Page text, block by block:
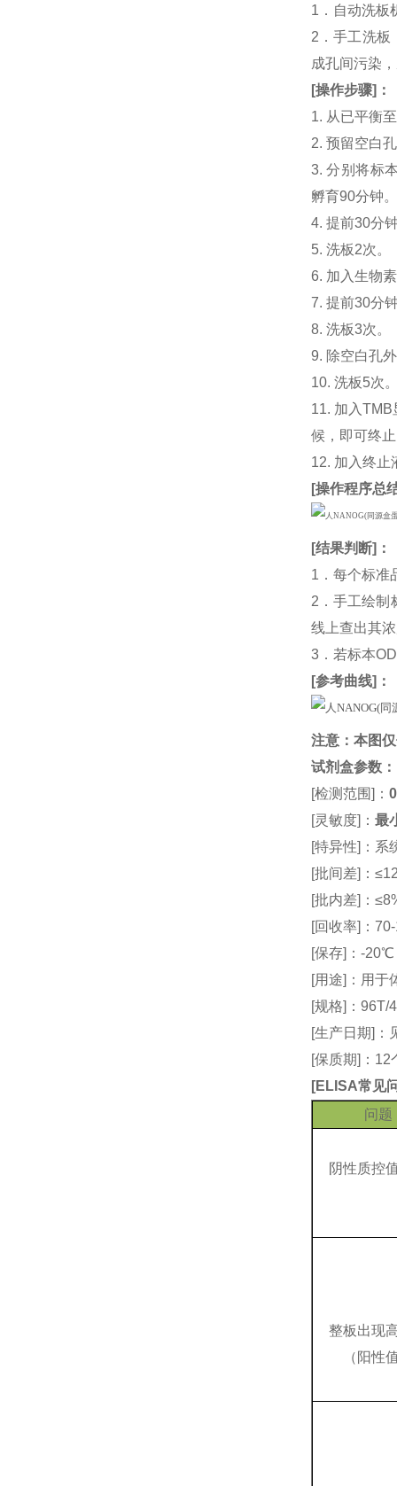
1．自动洗板
2．手工洗板
成孔间污染
[操作步骤] ：
1. 从已平衡
2. 预留空白
3. 分别将标
孵育90分钟
4. 提前30分
5. 洗板2次。
6. 加入生物
7. 提前30分
8. 洗板3次。
9. 除空白孔
10. 洗板5次
11. 加入
候，即可终
12. 加入终止
[操作程序总
[结果判断]：
1．每个标准
2．手工绘制
线上查出其
3．若标本
[参考曲线]：
注意：本图
试剂盒参数 ：
[检测范围]：
[灵敏度]：最
[特异性]：系
[批间差]：
[批内差]：
[回收率]：
[保存]：-
[用途]：用于
[规格]：96T/
[生产日期]：
[保质期]：
[ELISA常见
问题
阴性质控
整板出现
（阳性